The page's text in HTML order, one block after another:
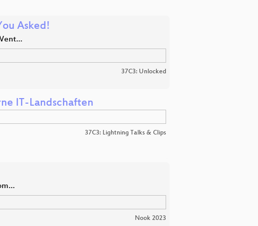
Asked!
37C3: Unlocked
IT-Landschaften
37C3: Lightning Talks & Clips
Nook 2023